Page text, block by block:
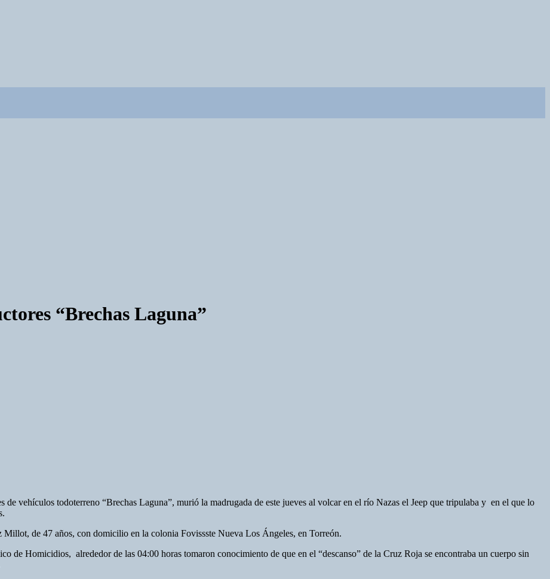
“Brechas Laguna”
vehículos todoterreno “Brechas Laguna”, murió la madrugada de este jueves al volcar en el río Nazas el Jeep que tripulaba y en el que lo
de 47 años, con domicilio en la colonia Fovissste Nueva Los Ángeles, en Torreón.
de Homicidios, alrededor de las 04:00 horas tomaron conocimiento de que en el “descanso” de la Cruz Roja se encontraba un cuerpo sin